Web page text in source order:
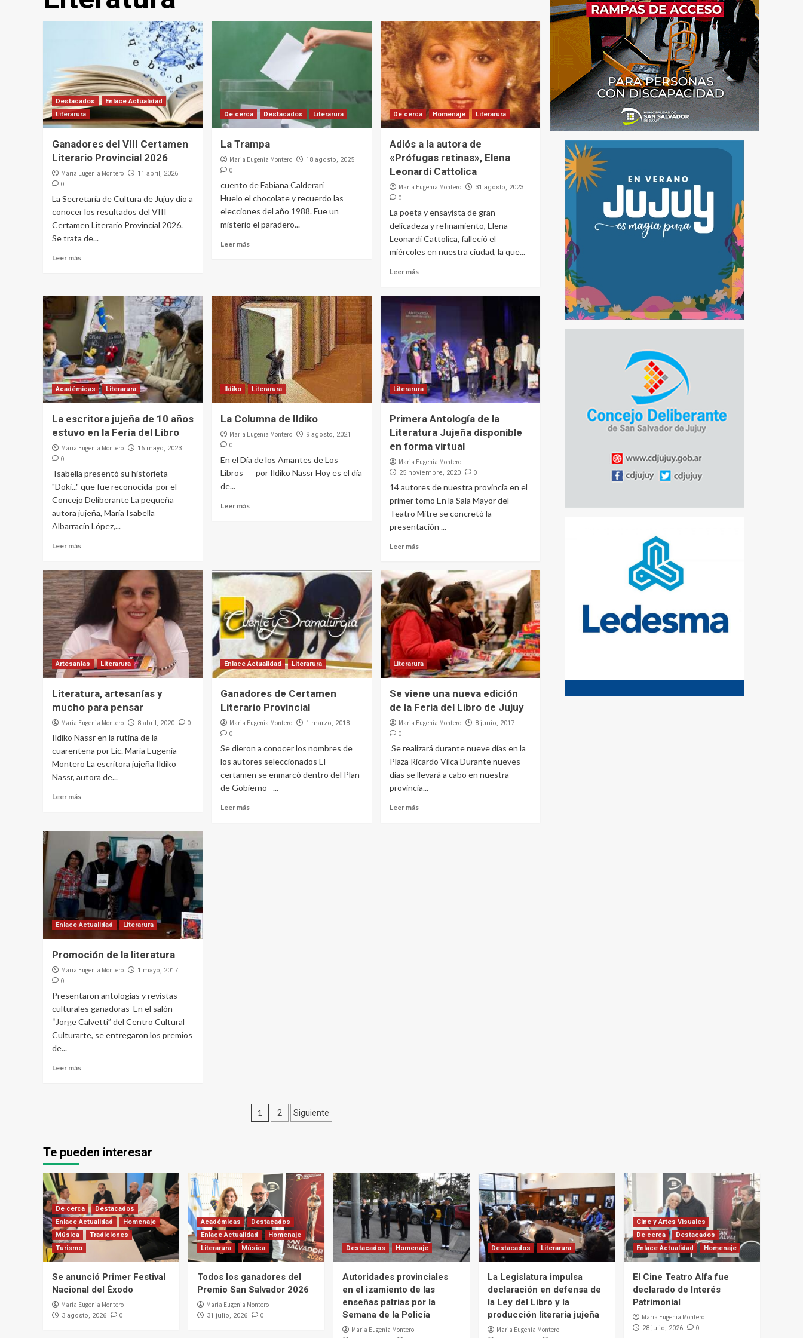
Destacados
Enlace Actualidad
Literarura
Ganadores del VIII Certamen
Literario Provincial 2026
Maria Eugenia Montero 11 abril, 2026
0
La Secretaría de Cultura de Jujuy dio a
conocer los resultados del VIII
Certamen Literario Provincial 2026.
Se trata de...
Leer más
De cerca Destacados Literarura
La Trampa
Maria Eugenia Montero 18 agosto, 2025
0
cuento de Fabiana Calderari
Huelo el chocolate y recuerdo las
elecciones del año 1988. Fue un
misterio el paradero...
Leer más
De cerca Homenaje Literarura
Adiós a la autora de
«Prófugas retinas», Elena
Leonardi Cattolica
Maria Eugenia Montero 31 agosto, 2023
0
La poeta y ensayista de gran
delicadeza y refinamiento, Elena
Leonardi Cattolica, falleció el
miércoles en nuestra ciudad, la que...
Leer más
Académicas Literarura
La escritora jujeña de 10 años
estuvo en la Feria del Libro
Maria Eugenia Montero 16 mayo, 2023
0
Isabella presentó su historieta
"Doki..." que fue reconocida por el
Concejo Deliberante La pequeña
autora jujeña, María Isabella
Albarracín López,...
Leer más
Ildiko Literarura
La Columna de Ildiko
Maria Eugenia Montero 9 agosto, 2021
0
En el Día de los Amantes de Los
Libros por Ildiko Nassr Hoy es el día
de...
Leer más
Literarura
Primera Antología de la
Literatura Jujeña disponible
en forma virtual
Maria Eugenia Montero
25 noviembre, 2020 0
14 autores de nuestra provincia en el
primer tomo En la Sala Mayor del
Teatro Mitre se concretó la
presentación ...
Leer más
Artesanias Literarura
Literatura, artesanías y
mucho para pensar
Maria Eugenia Montero 8 abril, 2020 0
Ildiko Nassr en la rutina de la
cuarentena por Lic. María Eugenia
Montero La escritora jujeña Ildiko
Nassr, autora de...
Leer más
Enlace Actualidad Literarura
Ganadores de Certamen
Literario Provincial
Maria Eugenia Montero 1 marzo, 2018
0
Se dieron a conocer los nombres de
los autores seleccionados El
certamen se enmarcó dentro del Plan
de Gobierno –...
Leer más
Literarura
Se viene una nueva edición
de la Feria del Libro de Jujuy
Maria Eugenia Montero 8 junio, 2017
0
Se realizará durante nueve días en la
Plaza Ricardo Vilca Durante nueves
días se llevará a cabo en nuestra
provincia...
Leer más
Enlace Actualidad Literarura
Promoción de la literatura
Maria Eugenia Montero 1 mayo, 2017
0
Presentaron antologías y revistas
culturales ganadoras En el salón
“Jorge Calvetti” del Centro Cultural
Culturarte, se entregaron los premios
de...
Leer más
Paginación
1 2 Siguiente
Te pueden interesar
De cerca
Destacados
Enlace Actualidad
Homenaje
Música
Tradiciones
Turismo
Se anunció Primer Festival
Nacional del Éxodo
Maria Eugenia Montero
3 agosto, 2026 0
Académicas
Destacados
Enlace Actualidad
Homenaje
Literarura
Música
Todos los ganadores del
Premio San Salvador 2026
Maria Eugenia Montero
31 julio, 2026 0
Destacados Homenaje
Autoridades provinciales
en el izamiento de las
enseñas patrias por la
Semana de la Policía
Maria Eugenia Montero
Destacados Literarura
La Legislatura impulsa
declaración en defensa de
la Ley del Libro y la
producción literaria jujeña
Maria Eugenia Montero
Cine y Artes Visuales
De cerca
Destacados
Enlace Actualidad
Homenaje
El Cine Teatro Alfa fue
declarado de Interés
Patrimonial
Maria Eugenia Montero
28 julio, 2026 0